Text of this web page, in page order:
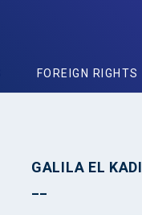
FOREIGN RIGHTS
GALILA EL KADI